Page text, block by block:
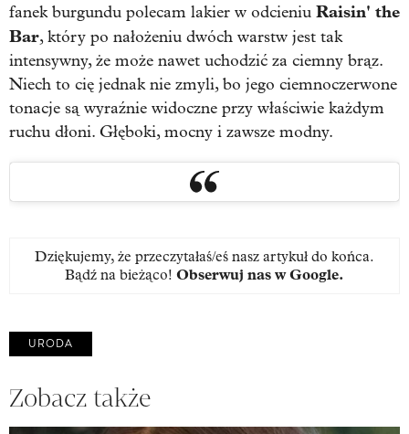
fanek burgundu polecam lakier w odcieniu Raisin' the
Bar, który po nałożeniu dwóch warstw jest tak
intensywny, że może nawet uchodzić za ciemny brąz.
Niech to cię jednak nie zmyli, bo jego ciemnoczerwone
tonacje są wyraźnie widoczne przy właściwie każdym
ruchu dłoni. Głęboki, mocny i zawsze modny.
Dziękujemy, że przeczytałaś/eś nasz artykuł do końca.
Bądź na bieżąco! Obserwuj nas w Google.
URODA
Zobacz także